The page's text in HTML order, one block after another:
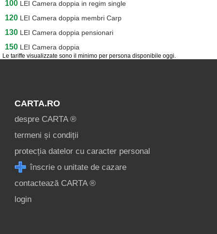
Le tariffe visualizzate sono il minimo per persona disponibile oggi.
100 LEI Camera doppia in regim single
120 LEI Camera doppia membri Carp
130 LEI Camera doppia pensionari
150 LEI Camera doppia
CARTA.RO
despre CARTA ®
termeni și condiții
protecția datelor cu caracter personal
înscrie o unitate de cazare
contactează CARTA ®
login